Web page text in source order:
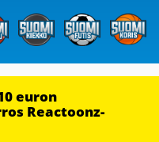
euron
Reactoonz-